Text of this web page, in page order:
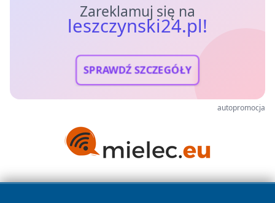
Zareklamuj się na
leszczynski24.pl!
SPRAWDŹ SZCZEGÓŁY
autopromocja